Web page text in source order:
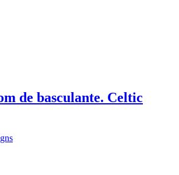
de basculante. Celtic